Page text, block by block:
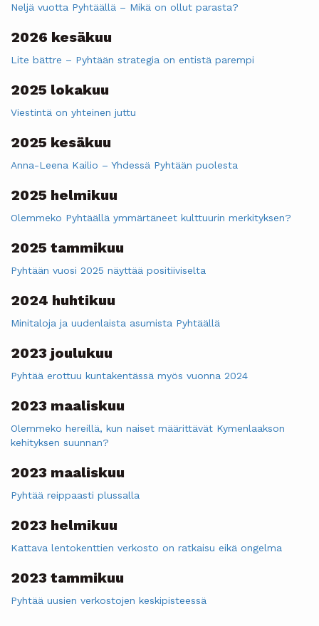
Neljä vuotta Pyhtäällä – Mikä on ollut parasta?
2026 kesäkuu
Lite bättre – Pyhtään strategia on entistä parempi
2025 lokakuu
Viestintä on yhteinen juttu
2025 kesäkuu
Anna-Leena Kailio – Yhdessä Pyhtään puolesta
2025 helmikuu
Olemmeko Pyhtäällä ymmärtäneet kulttuurin merkityksen?
2025 tammikuu
Pyhtään vuosi 2025 näyttää positiiviselta
2024 huhtikuu
Minitaloja ja uudenlaista asumista Pyhtäällä
2023 joulukuu
Pyhtää erottuu kuntakentässä myös vuonna 2024
2023 maaliskuu
Olemmeko hereillä, kun naiset määrittävät Kymenlaakson
kehityksen suunnan?
2023 maaliskuu
Pyhtää reippaasti plussalla
2023 helmikuu
Kattava lentokenttien verkosto on ratkaisu eikä ongelma
2023 tammikuu
Pyhtää uusien verkostojen keskipisteessä